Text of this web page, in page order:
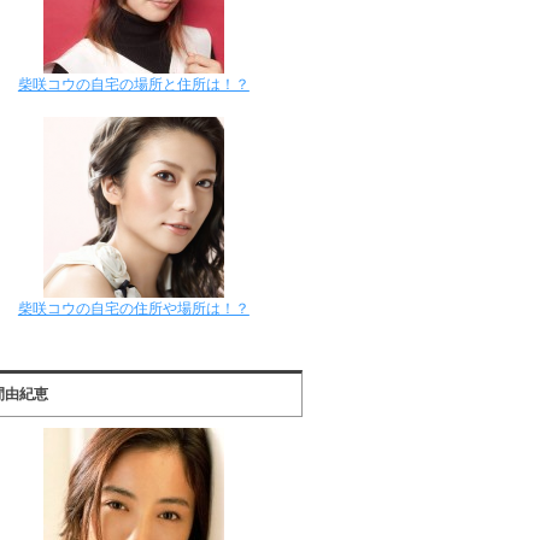
柴咲コウの自宅の場所と住所は！？
柴咲コウの自宅の住所や場所は！？
由紀恵